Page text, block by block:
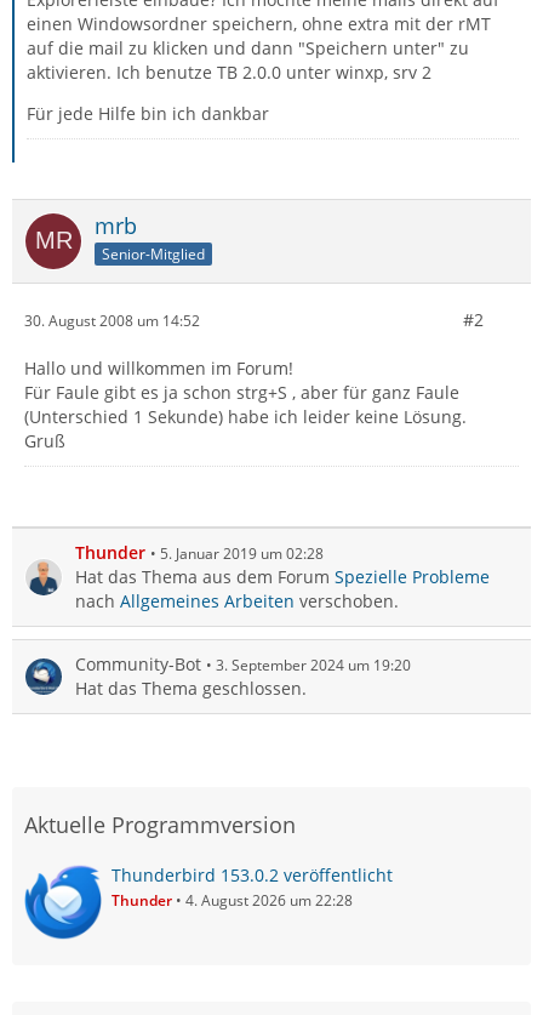
einen Windowsordner speichern, ohne extra mit der rMT
auf die mail zu klicken und dann "Speichern unter" zu
aktivieren. Ich benutze TB 2.0.0 unter winxp, srv 2
Für jede Hilfe bin ich dankbar
mrb
Senior-Mitglied
30. August 2008 um 14:52 #2
Hallo und willkommen im Forum!
Für Faule gibt es ja schon strg+S , aber für ganz Faule
(Unterschied 1 Sekunde) habe ich leider keine Lösung.
Gruß
Thunder 5. Januar 2019 um 02:28
Hat das Thema aus dem Forum Spezielle Probleme
nach Allgemeines Arbeiten verschoben.
Community-Bot 3. September 2024 um 19:20
Hat das Thema geschlossen.
Aktuelle Programmversion
Thunderbird 153.0.2 veröffentlicht
Thunder 4. August 2026 um 22:28